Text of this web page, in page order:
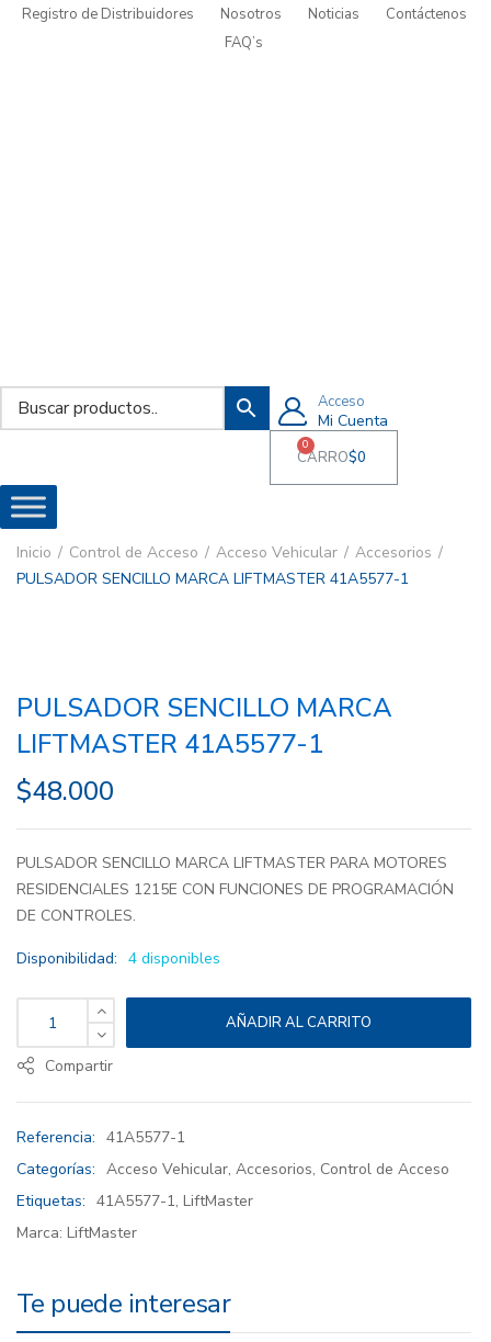
Registro de Distribuidores Nosotros Noticias
Contáctenos
FAQ’s
Acceso
Mi Cuenta
$0
0
CARRO
Inicio Control de Acceso Acceso Vehicular
Accesorios
PULSADOR SENCILLO MARCA LIFTMASTER 41A5577-1
PULSADOR SENCILLO MARCA
LIFTMASTER 41A5577-1
$48.000
PULSADOR SENCILLO MARCA LIFTMASTER PARA MOTORES
RESIDENCIALES 1215E CON FUNCIONES DE PROGRAMACIÓN
DE CONTROLES.
Disponibilidad: 4 disponibles
PULSADOR SENCILLO MARCA LIFTMASTER 41A5577-1 cantidad
AÑADIR AL CARRITO
Compartir
Referencia: 41A5577-1
Categorías: Acceso Vehicular, Accesorios, Control de Acceso
Etiquetas: 41A5577-1, LiftMaster
Marca: LiftMaster
Te puede interesar